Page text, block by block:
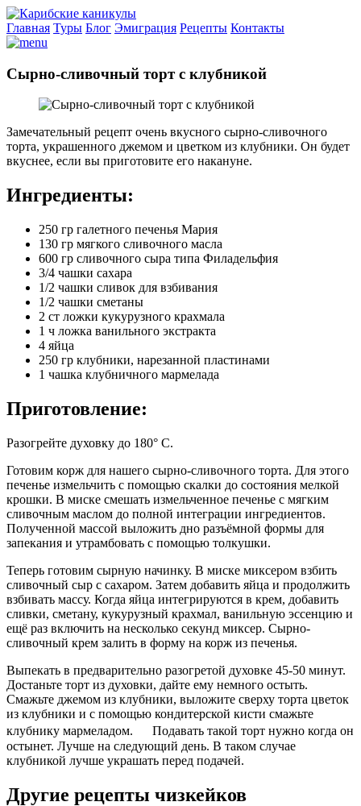
Главная Туры Блог Эмиграция Рецепты Контакты
Сырно-сливочный торт с клубникой
Замечательный рецепт очень вкусного сырно-сливочного
торта, украшенного джемом и цветком из клубники. Он будет
вкуснее, если вы приготовите его накануне.
Ингредиенты:
250 гр галетного печенья Мария
130 гр мягкого сливочного масла
600 гр сливочного сыра типа Филадельфия
3/4 чашки сахара
1/2 чашки сливок для взбивания
1/2 чашки сметаны
2 ст ложки кукурузного крахмала
1 ч ложка ванильного экстракта
4 яйца
250 гр клубники, нарезанной пластинами
1 чашка клубничного мармелада
Приготовление:
Разогрейте духовку до 180° C.
Готовим корж для нашего сырно-сливочного торта. Для этого
печенье измельчить с помощью скалки до состояния мелкой
крошки. В миске смешать измельченное печенье с мягким
сливочным маслом до полной интеграции ингредиентов.
Полученной массой выложить дно разъёмной формы для
запекания и утрамбовать с помощью толкушки.
Теперь готовим сырную начинку. В миске миксером взбить
сливочный сыр с сахаром. Затем добавить яйца и продолжить
взбивать массу. Когда яйца интегрируются в крем, добавить
сливки, сметану, кукурузный крахмал, ванильную эссенцию и
ещё раз включить на несколько секунд миксер. Сырно-
сливочный крем залить в форму на корж из печенья.
Выпекать в предварительно разогретой духовке 45-50 минут.
Достаньте торт из духовки, дайте ему немного остыть.
Смажьте джемом из клубники, выложите сверху торта цветок
из клубники и с помощью кондитерской кисти смажьте
клубнику мармеладом. Подавать такой торт нужно когда он
остынет. Лучше на следующий день. В таком случае
клубникой лучше украшать перед подачей.
Другие рецепты чизкейков